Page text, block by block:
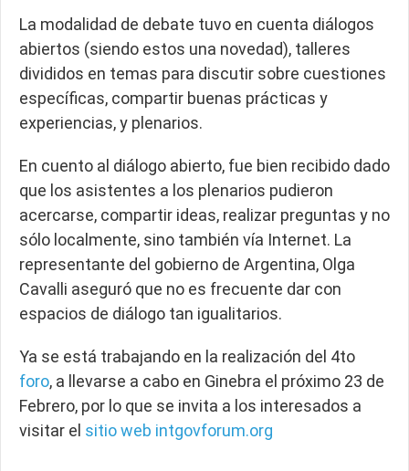
La modalidad de debate tuvo en cuenta diálogos
abiertos (siendo estos una novedad), talleres
divididos en temas para discutir sobre cuestiones
específicas, compartir buenas prácticas y
experiencias, y plenarios.
En cuento al diálogo abierto, fue bien recibido dado
que los asistentes a los plenarios pudieron
acercarse, compartir ideas, realizar preguntas y no
sólo localmente, sino también vía Internet. La
representante del gobierno de Argentina, Olga
Cavalli aseguró que no es frecuente dar con
espacios de diálogo tan igualitarios.
Ya se está trabajando en la realización del 4to
foro, a llevarse a cabo en Ginebra el próximo 23 de
Febrero, por lo que se invita a los interesados a
visitar el sitio web intgovforum.org